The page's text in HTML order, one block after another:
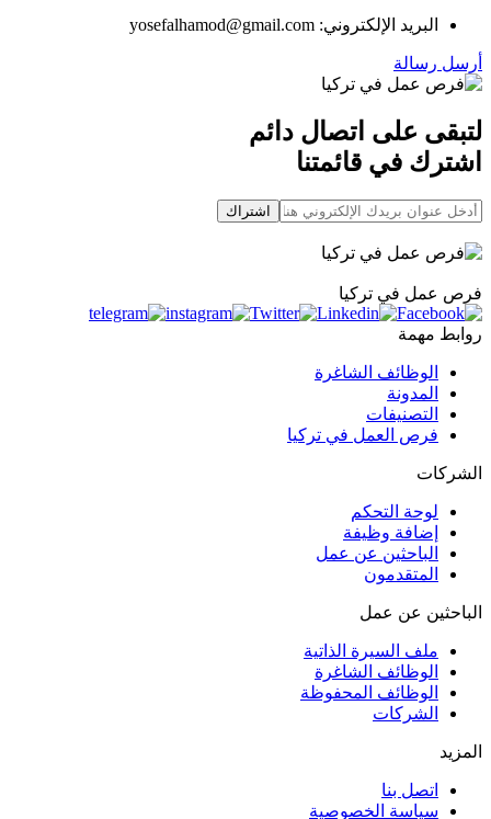
البريد الإلكتروني: yosefalhamod@gmail.com
أرسل رسالة
لتبقى على اتصال دائم
اشترك في قائمتنا
اشتراك
فرص عمل في تركيا
روابط مهمة
الوظائف الشاغرة
المدونة
التصنيفات
فرص العمل في تركيا
الشركات
لوحة التحكم
إضافة وظيفة
الباحثين عن عمل
المتقدمون
الباحثين عن عمل
ملف السيرة الذاتية
الوظائف الشاغرة
الوظائف المحفوظة
الشركات
المزيد
اتصل بنا
سياسة الخصوصية